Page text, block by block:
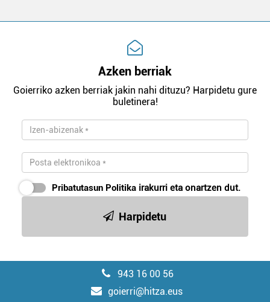
Azken berriak
Goierriko azken berriak jakin nahi dituzu? Harpidetu gure
buletinera!
Pribatutasun Politika irakurri eta onartzen dut.
Harpidetu
943 16 00 56
goierri@hitza.eus